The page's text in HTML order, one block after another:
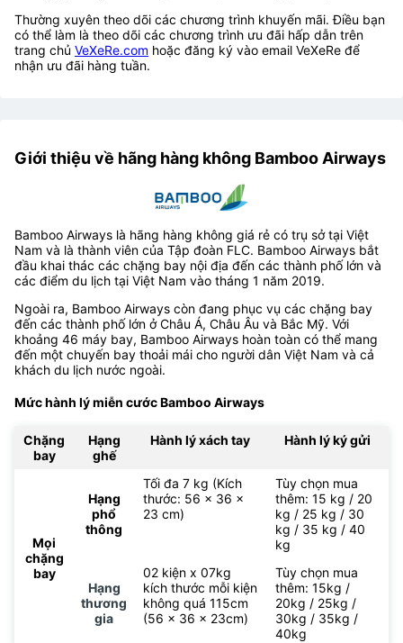
Thường xuyên theo dõi các chương trình khuyến mãi. Điều bạn
có thể làm là theo dõi các chương trình ưu đãi hấp dẫn trên
trang chủ VeXeRe.com hoặc đăng ký vào email VeXeRe để
nhận ưu đãi hàng tuần.
Giới thiệu về hãng hàng không Bamboo Airways
Bamboo Airways là hãng hàng không giá rẻ có trụ sở tại Việt
Nam và là thành viên của Tập đoàn FLC. Bamboo Airways bắt
đầu khai thác các chặng bay nội địa đến các thành phố lớn và
các điểm du lịch tại Việt Nam vào tháng 1 năm 2019.
Ngoài ra, Bamboo Airways còn đang phục vụ các chặng bay
đến các thành phố lớn ở Châu Á, Châu Âu và Bắc Mỹ. Với
khoảng 46 máy bay, Bamboo Airways hoàn toàn có thể mang
đến một chuyến bay thoải mái cho người dân Việt Nam và cả
khách du lịch nước ngoài.
Mức hành lý miễn cước Bamboo Airways
Chặng
bay
Hạng
ghế
Hành lý xách tay Hành lý ký gửi
Mọi
chặng
bay
Hạng
phổ
thông
Tối đa 7 kg (Kích
thước: 56 x 36 x
23 cm)
Tùy chọn mua
thêm: 15 kg / 20
kg / 25 kg / 30
kg / 35 kg / 40
kg
Hạng
thương
gia
02 kiện x 07kg
kích thước mỗi kiện
không quá 115cm
(56 x 36 x 23cm)
Tùy chọn mua
thêm: 15kg /
20kg / 25kg /
30kg / 35kg /
40kg